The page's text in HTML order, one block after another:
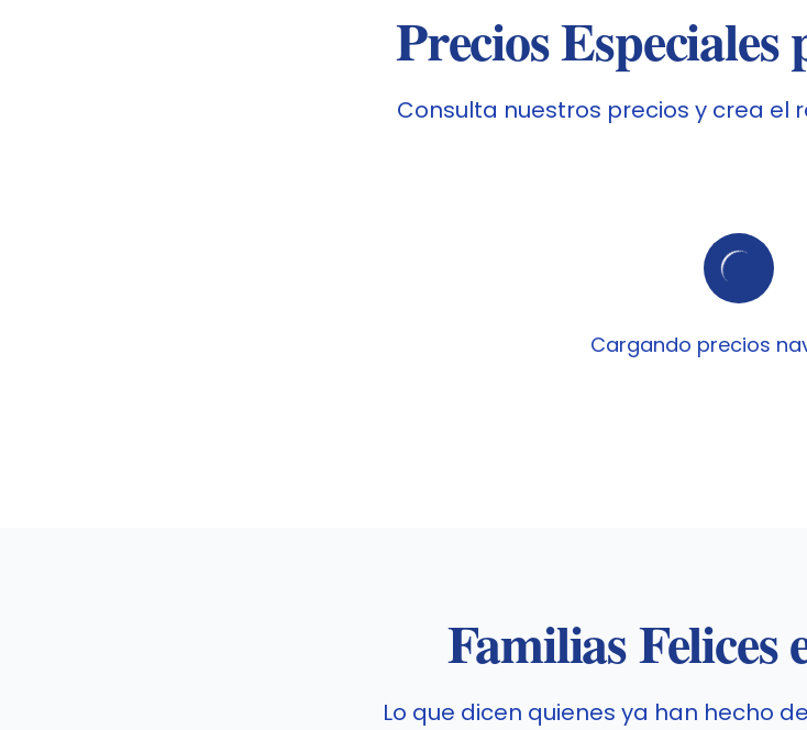
Precios
Consulta nuestros precios y crea el
Cargando precios
Familias Felices
Lo que dicen quienes ya han hecho